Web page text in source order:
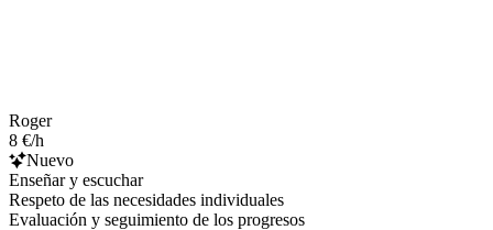
Roger
8 €/h
Nuevo
Enseñar y escuchar
Respeto de las necesidades individuales
Evaluación y seguimiento de los progresos